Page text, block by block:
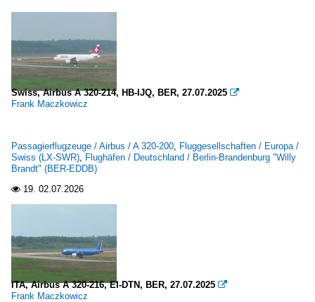
Swiss, Airbus A 320-214, HB-IJQ, BER, 27.07.2025 
Frank Maczkowicz
Passagierflugzeuge / Airbus / A 320-200, Fluggesellschaften / Europa /
Swiss (LX-SWR), Flughäfen / Deutschland / Berlin-Brandenburg "Willy
Brandt" (BER-EDDB)
 19. 02.07.2026
ITA, Airbus A 320-216, EI-DTN, BER, 27.07.2025 
Frank Maczkowicz